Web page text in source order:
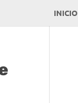
INICIO